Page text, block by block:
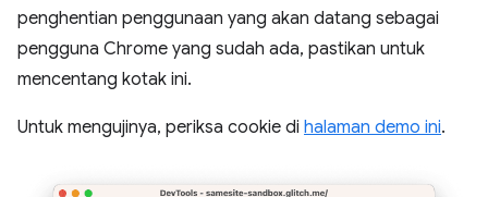
penghentian penggunaan yang akan datang sebagai
pengguna Chrome yang sudah ada, pastikan untuk
mencentang kotak ini.
Untuk mengujinya, periksa cookie di halaman demo ini.